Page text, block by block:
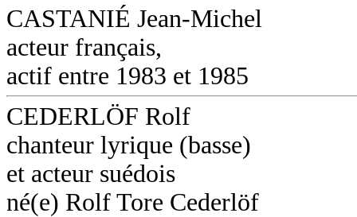
CASTANIÉ Jean-Michel
acteur français,
actif entre 1983 et 1985
CEDERLÖF Rolf
chanteur lyrique (basse)
et acteur suédois
né(e) Rolf Tore Cederlöf